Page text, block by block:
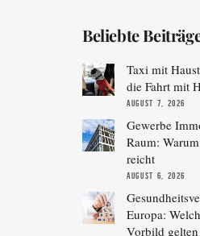
Beliebte
Taxi mit
die Fahrt mit
AUGUST 7, 2026
Gewerbe
Raum:
reicht
AUGUST 6, 2026
Europa:
Vorbild gelten